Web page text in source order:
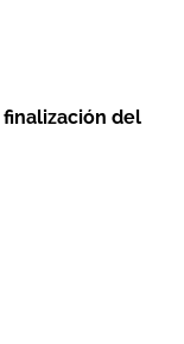
finalización del